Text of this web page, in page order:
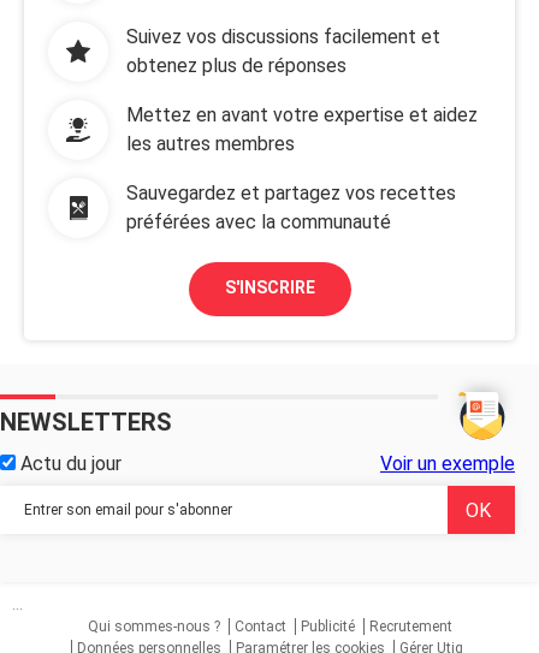
Suivez vos discussions facilement et
obtenez plus de réponses
Mettez en avant votre expertise et aidez
les autres membres
Sauvegardez et partagez vos recettes
préférées avec la communauté
S'INSCRIRE
NEWSLETTERS
Actu du jour Voir un exemple
...
Qui sommes-nous ?
Contact Publicité
Recrutement
Données personnelles
Paramétrer les cookies Gérer Utiq